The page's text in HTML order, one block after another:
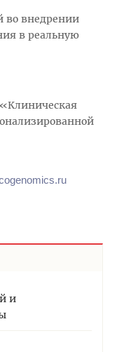
во внедрении
в реальную
genomics.ru
и